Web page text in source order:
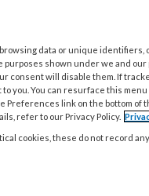
is
ruim
1
data or unique identifiers,
purposes shown under we and
consent will disable them. If
you. You can resurface this
link on the bottom of
refer to our Privacy Policy.
cookies, these do not record